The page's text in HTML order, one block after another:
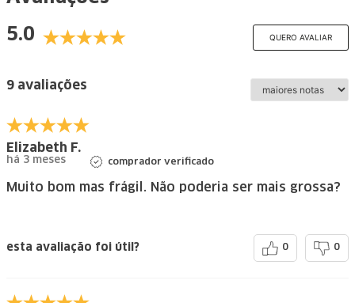
5.0
QUERO AVALIAR
9 avaliações
Elizabeth F.
há 3 meses comprador verificado
Muito bom mas frágil. Não poderia ser mais grossa?
esta avaliação foi útil? 0 0